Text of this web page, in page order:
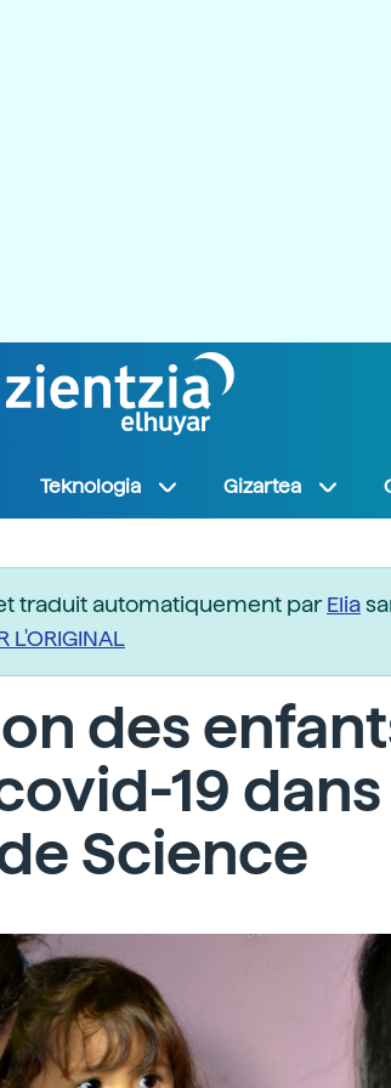
Teknologia Gizartea
traduit automatiquement parElia
L'ORIGINAL
des
19 dans
Science